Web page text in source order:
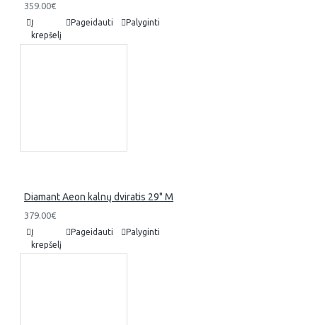
359.00€
Į
krepšelį
Pageidauti Palyginti
Diamant Aeon kalnų dviratis 29" M
379.00€
Į
krepšelį
Pageidauti Palyginti